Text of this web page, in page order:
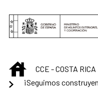
INICIO
CCE - COSTA RICA